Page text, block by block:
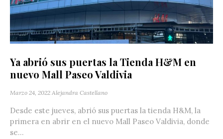
Ya abrió sus puertas la Tienda H&M en
nuevo Mall Paseo Valdivia
Marzo 24, 2022 Alejandra Castellano
Desde este jueves, abrió sus puertas la tienda H&M, la
primera en abrir en el nuevo Mall Paseo Valdivia, donde
se...